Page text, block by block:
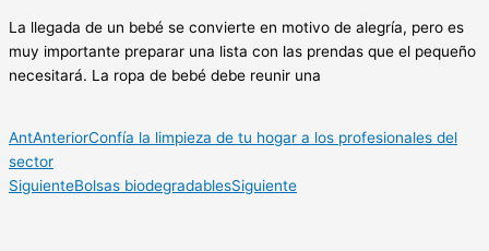
La llegada de un bebé se convierte en motivo de alegría, pero es
muy importante preparar una lista con las prendas que el pequeño
necesitará. La ropa de bebé debe reunir una
AntAnteriorConfía la limpieza de tu hogar a los profesionales del
sector
SiguienteBolsas biodegradablesSiguiente